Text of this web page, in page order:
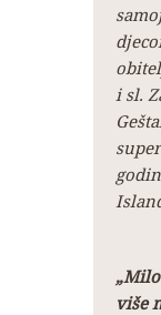
i sl.
više